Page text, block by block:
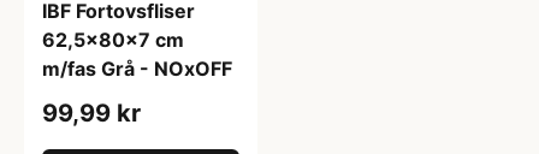
IBF Fortovsfliser
62,5x80x7 cm
m/fas Grå - NOxOFF
99,99 kr